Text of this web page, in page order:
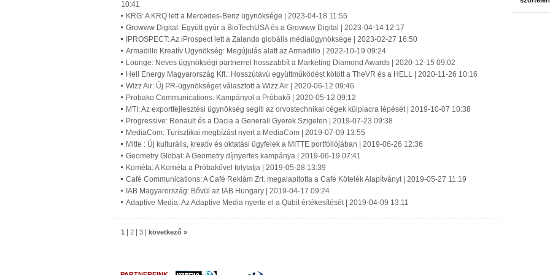
10:41
KRG: A KRQ lett a Mercedes-Benz ügynöksége | 2023-04-18 11:55
Growww Digital: Együtt gyúr a BioTechUSA és a Growww Digital | 2023-04-14 12:17
IPROSPECT: Az iProspect lett a Zalando globális médiaügynöksége | 2023-02-27 16:50
Armadillo Kreatív Ügynökség: Megújulás alatt az Armadillo | 2022-10-19 09:24
Lounge: Neves ügynökségi partnerrel hosszabbít a Marketing Diamond Awards | 2020-12-15 09:02
Hell Energy Magyarország Kft.: Hosszútávú együttműködést kötött a TheVR és a HELL | 2020-11-26 10:16
Wizz Air: Új PR-ügynökséget választott a Wizz Air | 2020-06-12 09:46
Probako Communications: Kampányol a Próbakő | 2020-05-12 09:12
MTI: Az exportfejlesztési ügynökség segíti az orvostechnikai cégek külpiacra lépését | 2019-10-07 10:38
Progressive: Renault és a Dacia a Generali Gyerek Szigeten | 2019-07-23 09:38
MediaCom: Turisztikai megbízást nyert a MediaCom | 2019-07-09 13:55
Mitte : Új kulturális, kreatív és oktatási ügyfelek a MITTE portfóliójában | 2019-06-26 12:36
Geometry Global: A Geometry díjnyertes kampánya | 2019-06-19 07:41
Kométa: A Kométa a Próbakővel folytatja | 2019-05-28 13:39
Café Communications: A Café Reklám Zrt. megalapította a Café Kötelék Alapítványt | 2019-05-27 11:19
IAB Magyarország: Bővül az IAB Hungary | 2019-04-17 09:24
Adaptive Media: Az Adaptive Media nyerte el a Qubit értékesítését | 2019-04-09 13:11
1 2 3 következő »